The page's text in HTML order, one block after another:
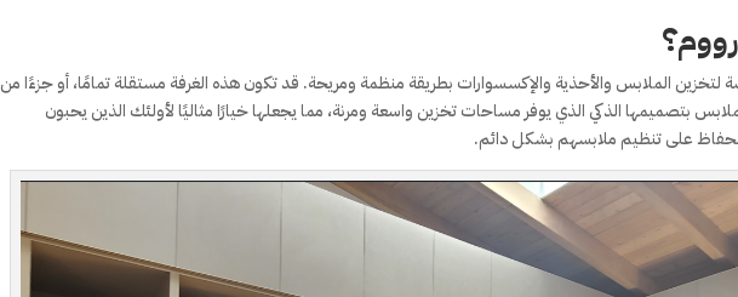
الملابس والأحذية والإكسسوارات بطريقة منظمة ومريحة. قد تكون هذه الغرفة مستقلة تمامًا، أو جزءًا من
بتصميمها الذكي الذي يوفر مساحات تخزين واسعة ومرنة، مما يجعلها خيارًا مثاليًا لأولئك الذين يحبون
الحفاظ على تنظيم ملابسهم بشكل دائم.